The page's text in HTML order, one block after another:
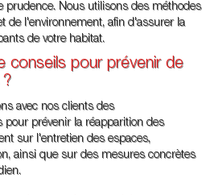
prudence. Nous utilisons des méthodes
de l'environnement, afin d'assurer la
de votre habitat.
conseils pour prévenir de
avec nos clients des
pour prévenir la réapparition des
sur l'entretien des espaces,
ainsi que sur des mesures concrètes